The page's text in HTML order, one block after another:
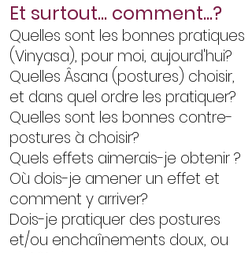
Et surtout... comment...?
Quelles sont les bonnes pratiques
(Vinyasa), pour moi, aujourd'hui?
Quelles Âsana (postures) choisir,
et dans quel ordre les pratiquer?
Quelles sont les bonnes contre-
postures à choisir?
Quels effets aimerais-je obtenir ?
Où dois-je amener un effet et
comment y arriver?
Dois-je pratiquer des postures
et/ou enchaînements doux, ou